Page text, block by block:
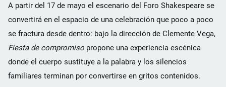
A partir del 17 de mayo el escenario del Foro Shakespeare se
convertirá en el espacio de una celebración que poco a poco
se fractura desde dentro: bajo la dirección de Clemente Vega,
Fiesta de compromiso propone una experiencia escénica
donde el cuerpo sustituye a la palabra y los silencios
familiares terminan por convertirse en gritos contenidos.